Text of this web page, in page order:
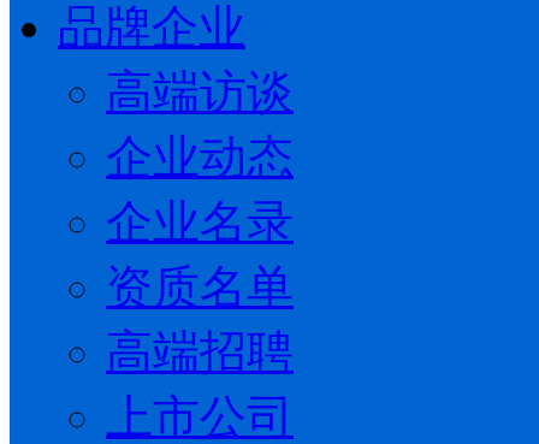
品牌企业
高端访谈
企业动态
企业名录
资质名单
高端招聘
上市公司